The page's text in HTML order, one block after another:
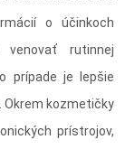
o účinkoch
rutinnej
prípade je lepšie
kozmetičky
prístrojov,